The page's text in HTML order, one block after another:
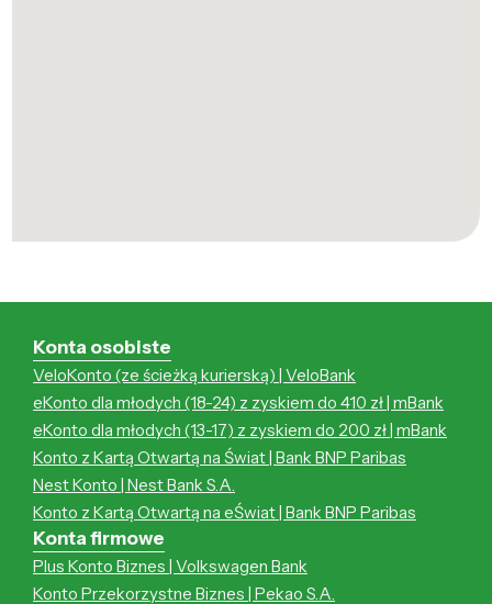
Konta osobiste
VeloKonto (ze ścieżką kurierską) | VeloBank
eKonto dla młodych (18-24) z zyskiem do 410 zł | mBank
eKonto dla młodych (13-17) z zyskiem do 200 zł | mBank
Konto z Kartą Otwartą na Świat | Bank BNP Paribas
Nest Konto | Nest Bank S.A.
Konto z Kartą Otwartą na eŚwiat | Bank BNP Paribas
Konta firmowe
Plus Konto Biznes | Volkswagen Bank
Konto Przekorzystne Biznes | Pekao S.A.